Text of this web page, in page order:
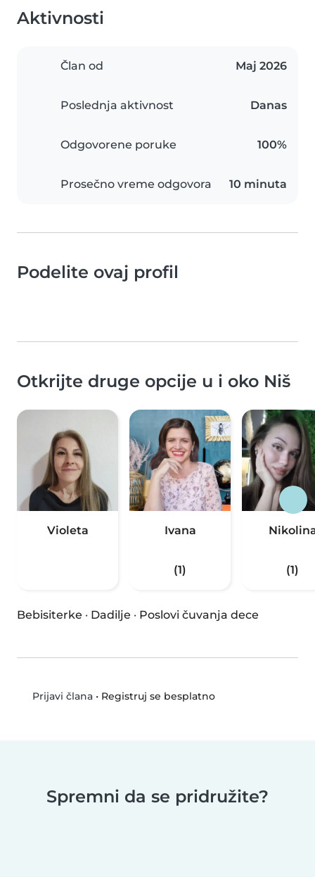
Aktivnosti
Član od Мај 2026
Poslednja aktivnost Danas
Odgovorene poruke 100%
Prosečno vreme odgovora 10 minuta
Podelite ovaj profil
Otkrijte druge opcije u i oko Niš
Violeta Ivana
(1) (1)
Bebisiterke · Dadilje · Poslovi čuvanja dece
Prijavi člana• Registruj se besplatno
Spremni da se pridružite?